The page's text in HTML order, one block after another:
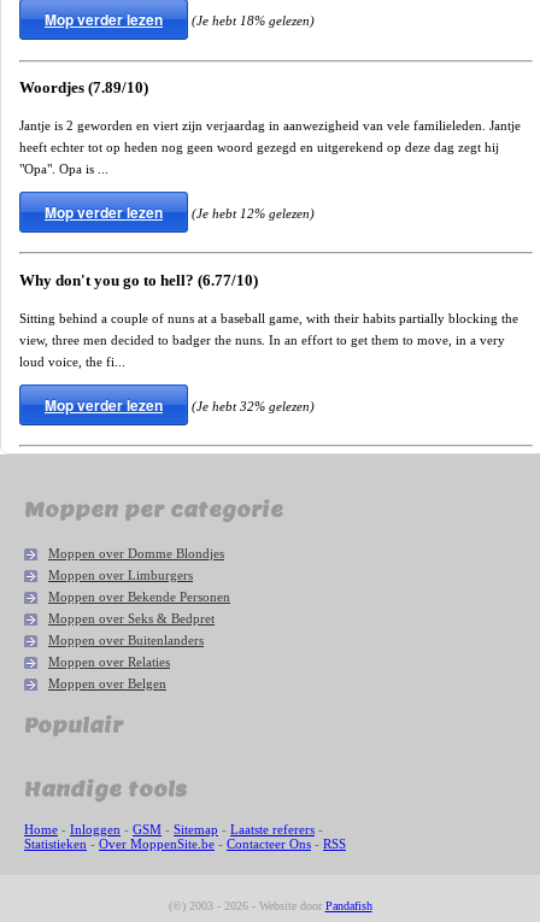
Mop verder lezen (Je hebt 18% gelezen)
Woordjes (7.89/10)
Jantje is 2 geworden en viert zijn verjaardag in aanwezigheid van vele familieleden. Jantje
heeft echter tot op heden nog geen woord gezegd en uitgerekend op deze dag zegt hij
"Opa". Opa is ...
Mop verder lezen (Je hebt 12% gelezen)
Why don't you go to hell? (6.77/10)
Sitting behind a couple of nuns at a baseball game, with their habits partially blocking the
view, three men decided to badger the nuns. In an effort to get them to move, in a very
loud voice, the fi...
Mop verder lezen (Je hebt 32% gelezen)
Moppen per categorie
Moppen over Domme Blondjes
Moppen over Limburgers
Moppen over Bekende Personen
Moppen over Seks & Bedpret
Moppen over Buitenlanders
Moppen over Relaties
Moppen over Belgen
Populair
Handige tools
Home - Inloggen - GSM - Sitemap - Laatste referers -
Statistieken - Over MoppenSite.be - Contacteer Ons - RSS
(©) 2003 - 2026 - Website door Pandafish